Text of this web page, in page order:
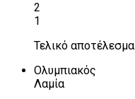
2
1
Τελικό αποτέλεσμα
Ολυμπιακός
Λαμία